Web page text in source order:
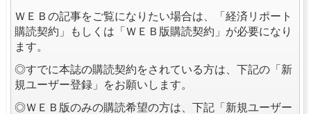
ＷＥＢの記事をご覧になりたい場合は、「経済リポート
購読契約」もしくは「ＷＥＢ版購読契約」が必要になり
ます。
◎すでに本誌の購読契約をされている方は、下記の「新
規ユーザー登録」をお願いします。
◎ＷＥＢ版のみの購読希望の方は、下記「新規ユーザー